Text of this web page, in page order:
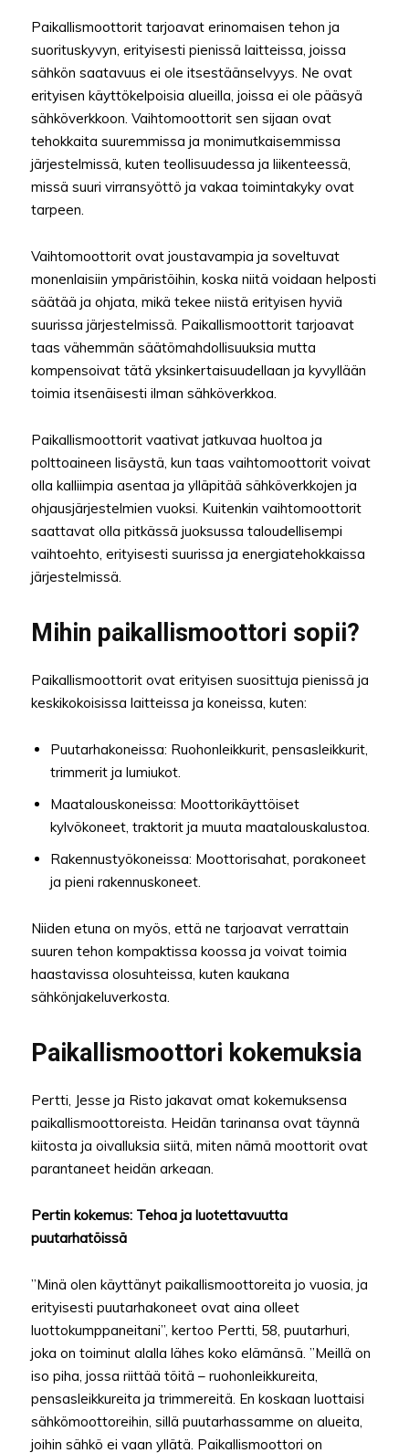
Paikallismoottorit tarjoavat erinomaisen tehon ja
suorituskyvyn, erityisesti pienissä laitteissa, joissa
sähkön saatavuus ei ole itsestäänselvyys. Ne ovat
erityisen käyttökelpoisia alueilla, joissa ei ole pääsyä
sähköverkkoon. Vaihtomoottorit sen sijaan ovat
tehokkaita suuremmissa ja monimutkaisemmissa
järjestelmissä, kuten teollisuudessa ja liikenteessä,
missä suuri virransyöttö ja vakaa toimintakyky ovat
tarpeen.
Vaihtomoottorit ovat joustavampia ja soveltuvat
monenlaisiin ympäristöihin, koska niitä voidaan helposti
säätää ja ohjata, mikä tekee niistä erityisen hyviä
suurissa järjestelmissä. Paikallismoottorit tarjoavat
taas vähemmän säätömahdollisuuksia mutta
kompensoivat tätä yksinkertaisuudellaan ja kyvyllään
toimia itsenäisesti ilman sähköverkkoa.
Paikallismoottorit vaativat jatkuvaa huoltoa ja
polttoaineen lisäystä, kun taas vaihtomoottorit voivat
olla kalliimpia asentaa ja ylläpitää sähköverkkojen ja
ohjausjärjestelmien vuoksi. Kuitenkin vaihtomoottorit
saattavat olla pitkässä juoksussa taloudellisempi
vaihtoehto, erityisesti suurissa ja energiatehokkaissa
järjestelmissä.
Mihin paikallismoottori sopii?
Paikallismoottorit ovat erityisen suosittuja pienissä ja
keskikokoisissa laitteissa ja koneissa, kuten:
Puutarhakoneissa: Ruohonleikkurit, pensasleikkurit,
trimmerit ja lumiukot.
Maatalouskoneissa: Moottorikäyttöiset
kylvökoneet, traktorit ja muuta maatalouskalustoa.
Rakennustyökoneissa: Moottorisahat, porakoneet
ja pieni rakennuskoneet.
Niiden etuna on myös, että ne tarjoavat verrattain
suuren tehon kompaktissa koossa ja voivat toimia
haastavissa olosuhteissa, kuten kaukana
sähkönjakeluverkosta.
Paikallismoottori kokemuksia
Pertti, Jesse ja Risto jakavat omat kokemuksensa
paikallismoottoreista. Heidän tarinansa ovat täynnä
kiitosta ja oivalluksia siitä, miten nämä moottorit ovat
parantaneet heidän arkeaan.
Pertin kokemus: Tehoa ja luotettavuutta
puutarhatöissä
”Minä olen käyttänyt paikallismoottoreita jo vuosia, ja
erityisesti puutarhakoneet ovat aina olleet
luottokumppaneitani”, kertoo Pertti, 58, puutarhuri,
joka on toiminut alalla lähes koko elämänsä. ”Meillä on
iso piha, jossa riittää töitä – ruohonleikkureita,
pensasleikkureita ja trimmereitä. En koskaan luottaisi
sähkömoottoreihin, sillä puutarhassamme on alueita,
joihin sähkö ei vaan yllätä. Paikallismoottori on